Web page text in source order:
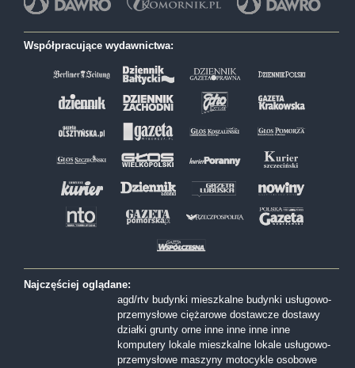
Współpracujące wydawnictwa:
Najczęściej oglądane:
agd/rtv budynki mieszkalne budynki usługowo-
przemysłowe ciężarowe dostawcze dostawy
działki grunty orne inne inne inne inne
komputery lokale mieszkalne lokale usługowo-
przemysłowe maszyny motocykle osobowe